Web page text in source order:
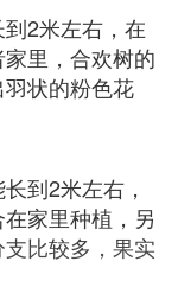
2米左右，在
里，合欢树的
状的粉色花
到2米左右，
家里种植，另
比较多，果实